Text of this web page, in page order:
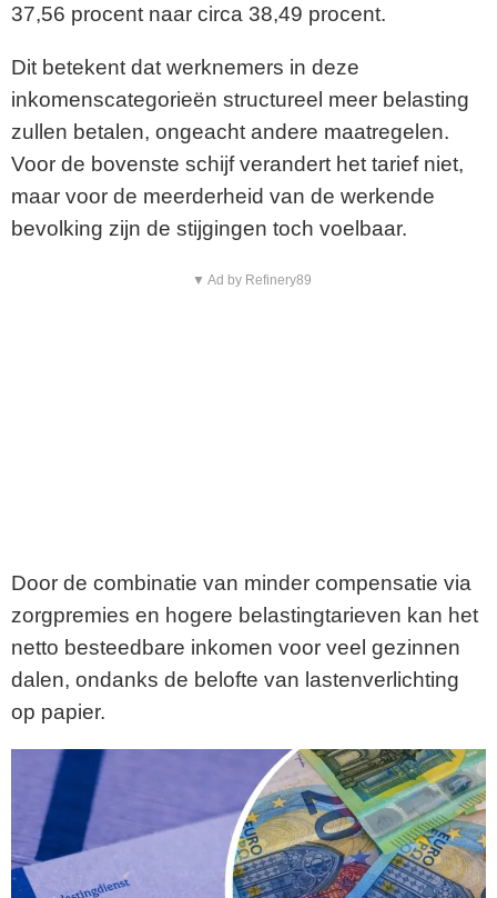
37,56 procent naar circa 38,49 procent.
Dit betekent dat werknemers in deze
inkomenscategorieën structureel meer belasting
zullen betalen, ongeacht andere maatregelen.
Voor de bovenste schijf verandert het tarief niet,
maar voor de meerderheid van de werkende
bevolking zijn de stijgingen toch voelbaar.
▼ Ad by Refinery89
Door de combinatie van minder compensatie via
zorgpremies en hogere belastingtarieven kan het
netto besteedbare inkomen voor veel gezinnen
dalen, ondanks de belofte van lastenverlichting
op papier.